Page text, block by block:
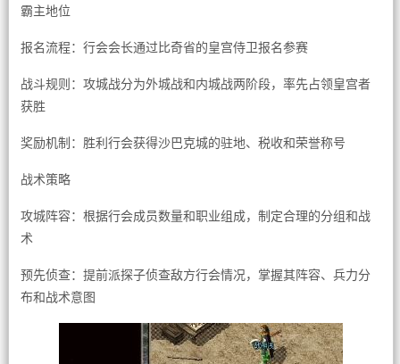
霸主地位
报名流程：行会会长通过比奇省的皇宫侍卫报名参赛
战斗规则：攻城战分为外城战和内城战两阶段，率先占领皇宫者
获胜
奖励机制：胜利行会获得沙巴克城的驻地、税收和荣誉称号
战术策略
攻城阵容：根据行会成员数量和职业组成，制定合理的分组和战
术
预先侦查：提前派探子侦查敌方行会情况，掌握其阵容、兵力分
布和战术意图